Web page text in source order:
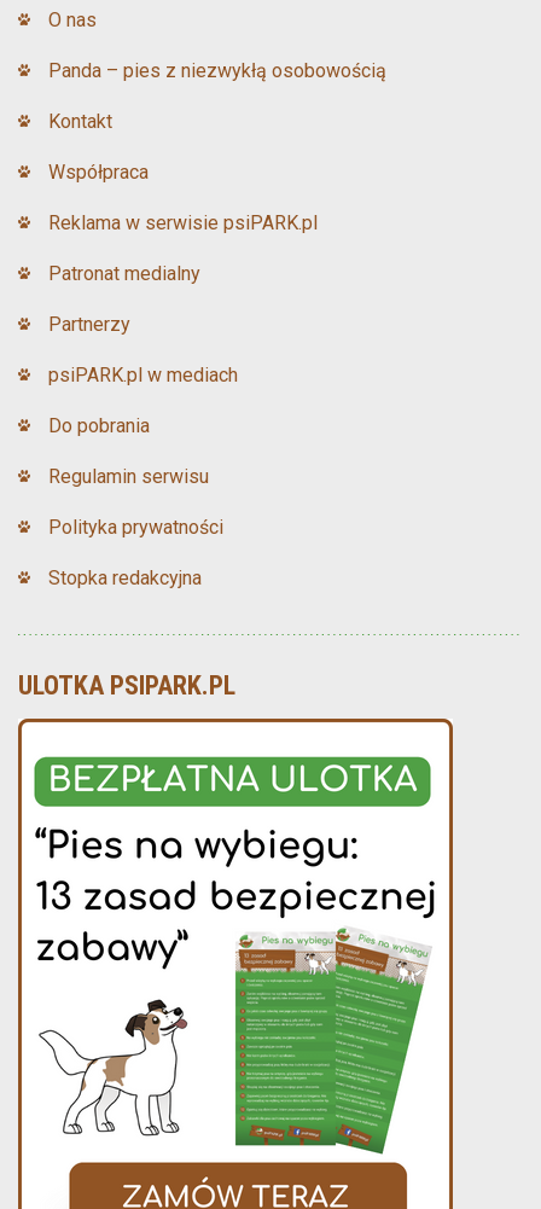
O nas
Panda – pies z niezwykłą osobowością
Kontakt
Współpraca
Reklama w serwisie psiPARK.pl
Patronat medialny
Partnerzy
psiPARK.pl w mediach
Do pobrania
Regulamin serwisu
Polityka prywatności
Stopka redakcyjna
ULOTKA PSIPARK.PL